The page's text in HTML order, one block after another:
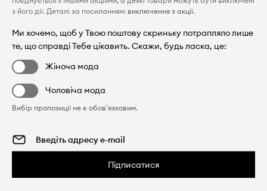
з його дії. Деталі за посиланням: виключення з акції.
Ми хочемо, щоб у Твою поштову скриньку потрапляло лише
те, що справді Тебе цікавить. Скажи, будь ласка, це:
Жіноча мода
Чоловіча мода
Вибір пропозиції не є обов'язковим.
Підписатися